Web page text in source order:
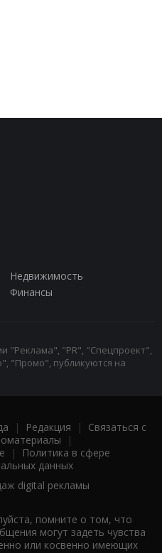
Недвижимость
Финансы
"Реклама", "PR", "Спецпроект",
"Промо", публикуются на
| Редакция | Связаться с
|
|
Политика в сфере
данных
digital рекламы
помните о том, что
могут задеть чувства
или косвенно имеющих